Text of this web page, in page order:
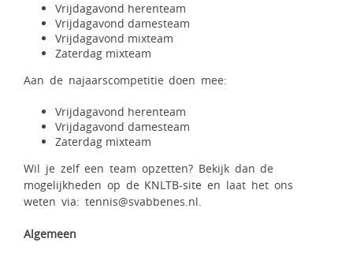
Vrijdagavond herenteam
Vrijdagavond damesteam
Vrijdagavond mixteam
Zaterdag mixteam
Aan de najaarscompetitie doen mee:
Vrijdagavond herenteam
Vrijdagavond damesteam
Zaterdag mixteam
Wil je zelf een team opzetten? Bekijk dan de
mogelijkheden op de KNLTB-site en laat het ons
weten via: tennis@svabbenes.nl.
Algemeen